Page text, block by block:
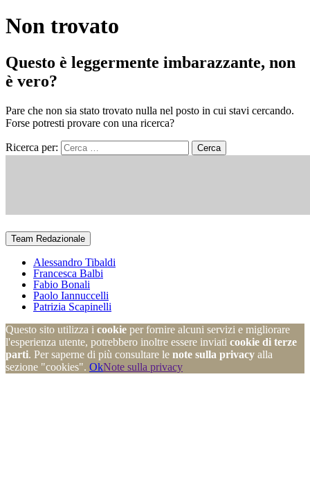
Non trovato
Questo è leggermente imbarazzante, non
è vero?
Pare che non sia stato trovato nulla nel posto in cui stavi cercando.
Forse potresti provare con una ricerca?
Ricerca per:
Team Redazionale
Alessandro Tibaldi
Francesca Balbi
Fabio Bonali
Paolo Iannuccelli
Patrizia Scapinelli
Questo sito utilizza i cookie per fornire alcuni servizi e migliorare
l'esperienza utente, potrebbero inoltre essere inviati cookie di terze
parti. Per saperne di più consultare le note sulla privacy alla
sezione "cookies". OkNote sulla privacy